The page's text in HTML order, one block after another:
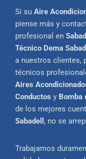
Si su Aire
piense más y
profesional en
Técnico Dema
a nuestros clientes,
técnicos
Aires
Conductos y Bomba
de los mejores
Sabadell , no se
Trabajamos